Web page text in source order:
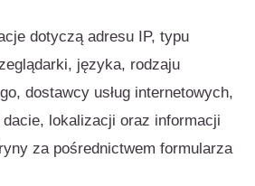
dotyczą adresu IP, typu
języka, rodzaju
dostawcy usług internetowych,
lokalizacji oraz informacji
za pośrednictwem formularza